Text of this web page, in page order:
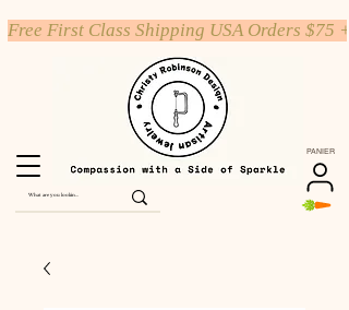
PANIER
Free First Class Shipping USA Orders $75 +